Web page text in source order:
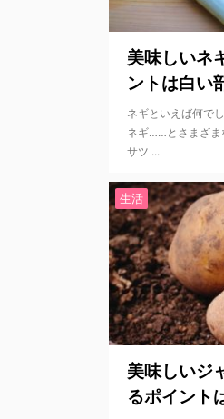
美味しいネ
ントは白い
ネギといえば何で
ネギ……とさまざま
サツ ...
生活
美味しいジ
るポイント